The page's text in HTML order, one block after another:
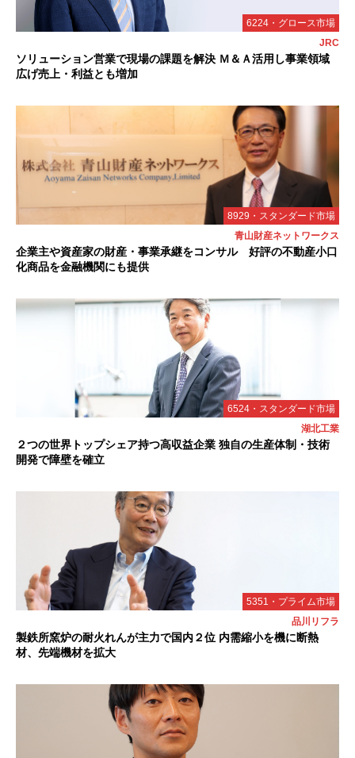
6224・グロース市場
JRC
ソリューション営業で現場の課題を解決 Ｍ＆Ａ活用し事業領域
広げ売上・利益とも増加
8929・スタンダード市場
青山財産ネットワークス
企業主や資産家の財産・事業承継をコンサル 好評の不動産小口
化商品を金融機関にも提供
6524・スタンダード市場
湖北工業
２つの世界トップシェア持つ高収益企業 独自の生産体制・技術
開発で障壁を確立
5351・プライム市場
品川リフラ
製鉄所窯炉の耐火れんが主力で国内２位 内需縮小を機に断熱
材、先端機材を拡大